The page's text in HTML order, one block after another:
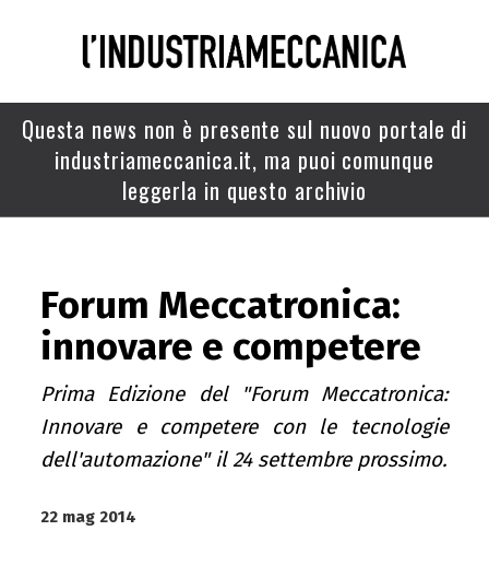
Questa news non è presente sul nuovo portale di
industriameccanica.it, ma puoi comunque
leggerla in questo archivio
Forum Meccatronica:
innovare e competere
Prima Edizione del "Forum Meccatronica:
Innovare e competere con le tecnologie
dell'automazione" il 24 settembre prossimo.
22 mag 2014